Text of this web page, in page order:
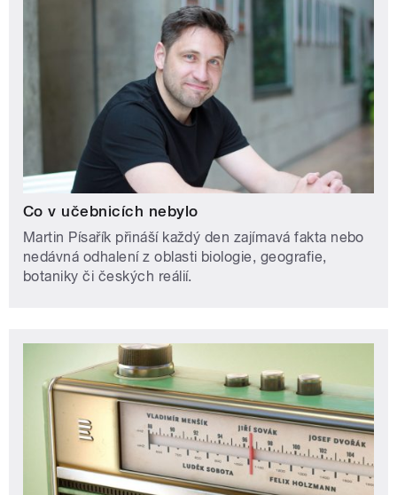
Co v učebnicích nebylo
Martin Písařík přináší každý den zajímavá fakta nebo
nedávná odhalení z oblasti biologie, geografie,
botaniky či českých reálií.